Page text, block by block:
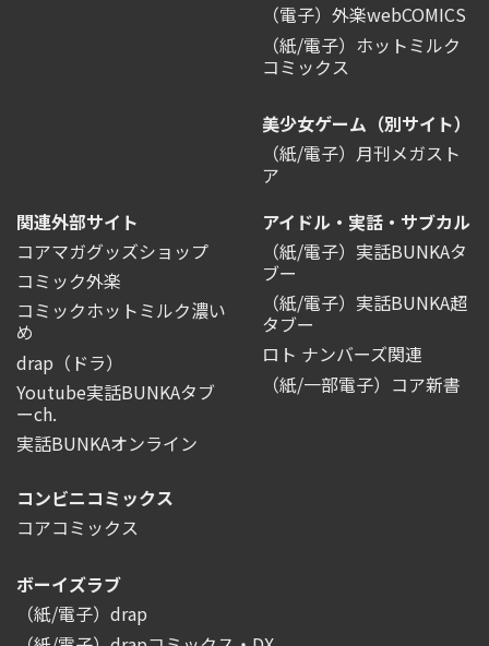
（電子）外楽webCOMICS
（紙/電子）ホットミルク
コミックス
美少女ゲーム（別サイト）
（紙/電子）月刊メガスト
ア
関連外部サイト
コアマガグッズショップ
コミック外楽
コミックホットミルク濃い
め
drap（ドラ）
Youtube実話BUNKAタブ
ーch.
実話BUNKAオンライン
アイドル・実話・サブカル
（紙/電子）実話BUNKAタ
ブー
（紙/電子）実話BUNKA超
タブー
ロト ナンバーズ関連
（紙/一部電子）コア新書
コンビニコミックス
コアコミックス
ボーイズラブ
（紙/電子）drap